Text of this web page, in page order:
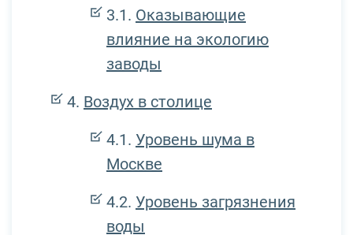
Оказывающие
влияние на экологию
заводы
Воздух в столице
Уровень шума в
Москве
Уровень загрязнения
воды